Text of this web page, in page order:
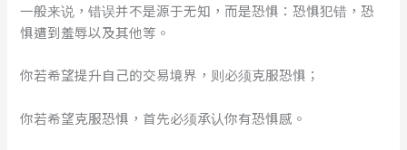
一般来说，错误并不是源于无知，而是恐惧：恐惧犯错，恐
惧遭到羞辱以及其他等。
你若希望提升自己的交易境界，则必须克服恐惧；
你若希望克服恐惧，首先必须承认你有恐惧感。